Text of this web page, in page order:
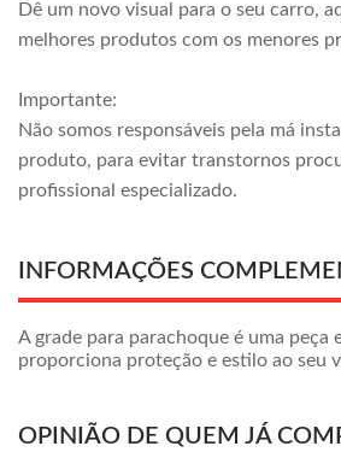
Dê um novo visual para o seu carro,
melhores produtos com os menores
Importante:
Não somos responsáveis pela má
produto, para evitar transtornos
profissional especializado.
INFORMAÇÕES
A grade para parachoque é uma peça
proporciona proteção e estilo ao seu
OPINIÃO DE QUEM JÁ